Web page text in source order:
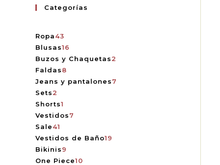
Categorías
Ropa43
Blusas16
Buzos y Chaquetas2
Faldas8
Jeans y pantalones7
Sets2
Shorts1
Vestidos7
Sale41
Vestidos de Baño19
Bikinis9
One Piece10